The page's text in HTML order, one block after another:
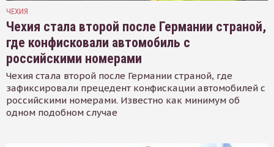
ЧЕХИЯ
Чехия стала второй после Германии страной,
где конфисковали автомобиль с
российскими номерами
Чехия стала второй после Германии страной, где
зафиксировали прецедент конфискации автомобилей с
российскими номерами. Известно как минимум об
одном подобном случае